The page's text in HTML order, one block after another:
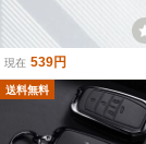
現在 539円
送料無料